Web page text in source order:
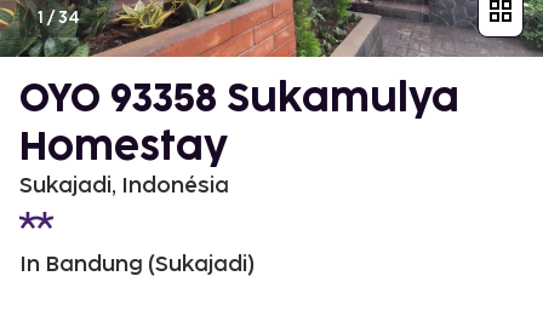
1 /34
OYO 93358 Sukamulya
Homestay
Sukajadi, Indonésia
In Bandung (Sukajadi)